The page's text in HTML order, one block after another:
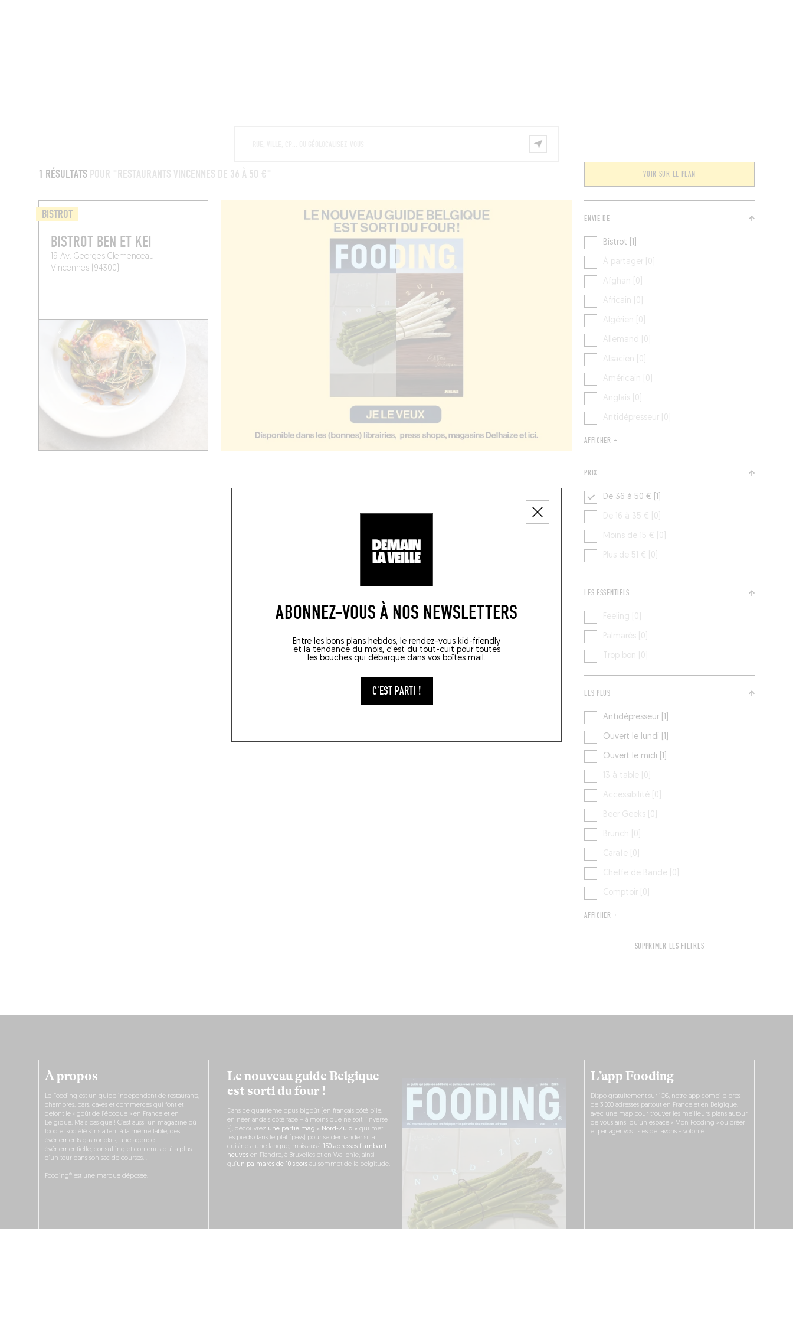
ABONNEZ-VOUS À NOS NEWSLETTERS
Entre les bons plans hebdos, le rendez-vous kid-friendly
et la tendance du mois, c'est du tout-cuit pour toutes
les bouches qui débarque dans vos boîtes mail.
C'EST PARTI !
1 RÉSULTATS POUR "RESTAURANTS VINCENNES DE 36 À 50 €" VOIR SUR LE PLAN
BISTROT
BISTROT BEN ET KEI
19 Av. Georges Clemenceau
Vincennes (94300)
ENVIE DE
Bistrot [1]
À partager [0]
Afghan [0]
Africain [0]
Algérien [0]
Allemand [0]
Alsacien [0]
Américain [0]
Anglais [0]
Antidépresseur [0]
AFFICHER +
PRIX
De 36 à 50 € [1]
De 16 à 35 € [0]
Moins de 15 € [0]
Plus de 51 € [0]
LES ESSENTIELS
Feeling [0]
Palmarès [0]
Trop bon [0]
LES PLUS
Antidépresseur [1]
Ouvert le lundi [1]
Ouvert le midi [1]
13 à table [0]
Accessibilité [0]
Beer Geeks [0]
Brunch [0]
Carafe [0]
Cheffe de Bande [0]
Comptoir [0]
AFFICHER +
SUPPRIMER LES FILTRES
Le nouveau guide Belgique
est sorti du four !
Dans ce quatrième opus bigoût (en français côté pile,
en néerlandais côté face – à moins que ne soit l’inverse
?), découvrez une partie mag « Nord-Zuid » qui met
les pieds dans le plat (pays) pour se demander si la
cuisine a une langue, mais aussi
150 adresses flambant
neuvesen Flandre, à Bruxelles et en Wallonie, ainsi
qu’ un palmarès de 10 spotsau sommet de la belgitude.
À propos
Le Fooding est un guide indépendant de restaurants,
chambres, bars, caves et commerces qui font et
défont le « goût de l’époque » en France et en
Belgique. Mais pas que ! C’est aussi un magazine où
food et société s’installent à la même table, des
événements gastronokifs, une agence
événementielle, consulting et contenus qui a plus
d’un tour dans son sac de courses…
Fooding® est une marque déposée.
L’app Fooding
Dispo gratuitement sur iOS, notre app compile près
de 3 000 adresses partout en France et en Belgique,
avec une map pour trouver les meilleurs plans autour
de vous ainsi qu’un espace « Mon Fooding » où créer
et partager vos listes de favoris à volonté.